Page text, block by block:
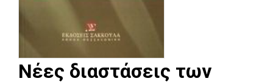
Νέες διαστάσεις των